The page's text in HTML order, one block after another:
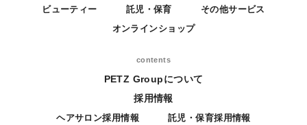
ビューティー 託児・保育
その他サービス
オンラインショップ
contents
PETZ Groupについて
採用情報
ヘアサロン採用情報 託児・保育採用情報